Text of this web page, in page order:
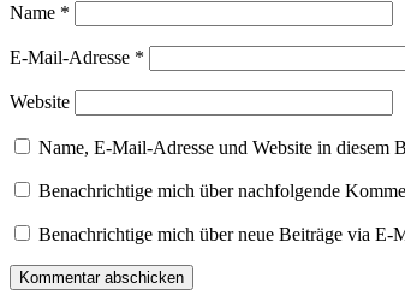
Name *
E-Mail-Adresse *
Website
Name, E-Mail-Adresse und Website in diesem
Benachrichtige mich über nachfolgende
Benachrichtige mich über neue Beiträge via E-